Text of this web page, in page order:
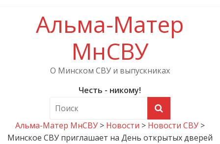
Альма-Матер
МнСВУ
О Минском СВУ и выпускниках
Честь - никому!
Альма-Матер МнСВУ> Новости > Новости СВУ>
Минское СВУ приглашает на День открытых дверей